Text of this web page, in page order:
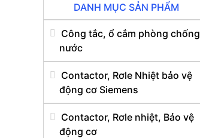
DANH MỤC SẢN PHẨM
Công tắc, ổ cắm phòng chống
nước
Contactor, Rơle Nhiệt bảo vệ
động cơ Siemens
Contactor, Rơle nhiệt, Bảo vệ
động cơ